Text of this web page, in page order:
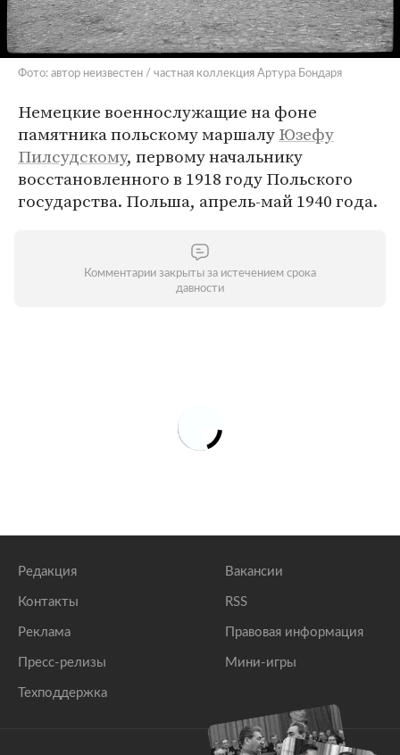
Фото: автор неизвестен / частная коллекция Артура Бондаря
Немецкие военнослужащие на фоне
памятника польскому маршалуЮзефу
Пилсудскому, первому начальнику
восстановленного в 1918 году Польского
государства. Польша, апрель-май 1940 года.
Комментарии закрыты за истечением срока
давности
Редакция
Контакты
Реклама
Пресс-релизы
Техподдержка
Вакансии
RSS
Правовая информация
Мини-игры